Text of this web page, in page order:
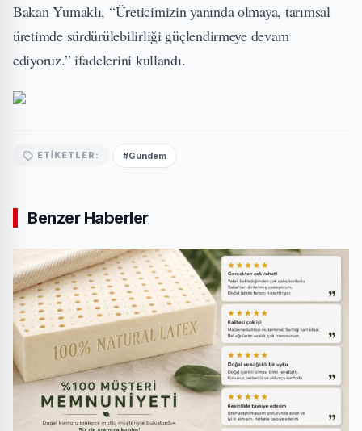
Bakan Yumaklı, “Üreticimizin yanında olmaya, tarımsal
üretimde sürdürülebilirliği güçlendirmeye devam
ediyoruz.” ifadelerini kullandı.
ETIKETLER: #Gündem
Benzer Haberler